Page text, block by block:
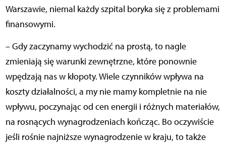
Warszawie, niemal każdy szpital boryka się z problemami
finansowymi.
– Gdy zaczynamy wychodzić na prostą, to nagle
zmieniają się warunki zewnętrzne, które ponownie
wpędzają nas w kłopoty. Wiele czynników wpływa na
koszty działalności, a my nie mamy kompletnie na nie
wpływu, poczynając od cen energii i różnych materiałów,
na rosnących wynagrodzeniach kończąc. Bo oczywiście
jeśli rośnie najniższe wynagrodzenie w kraju, to także